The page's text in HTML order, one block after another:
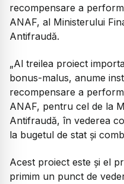
recompensare a
ANAF, al Ministerului
Antifraudă.
„Al treilea proiect
bonus-malus, anume
recompensare a
ANAF, pentru cel de la
Antifraudă, în vederea
la bugetul de stat și
Acest proiect este și el
primim un punct de